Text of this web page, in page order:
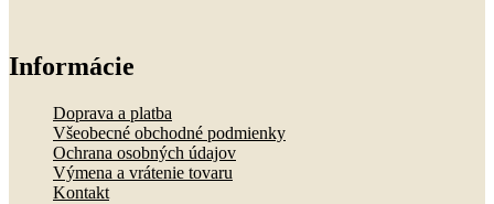
Informácie
Doprava a platba
Všeobecné obchodné podmienky
Ochrana osobných údajov
Výmena a vrátenie tovaru
Kontakt